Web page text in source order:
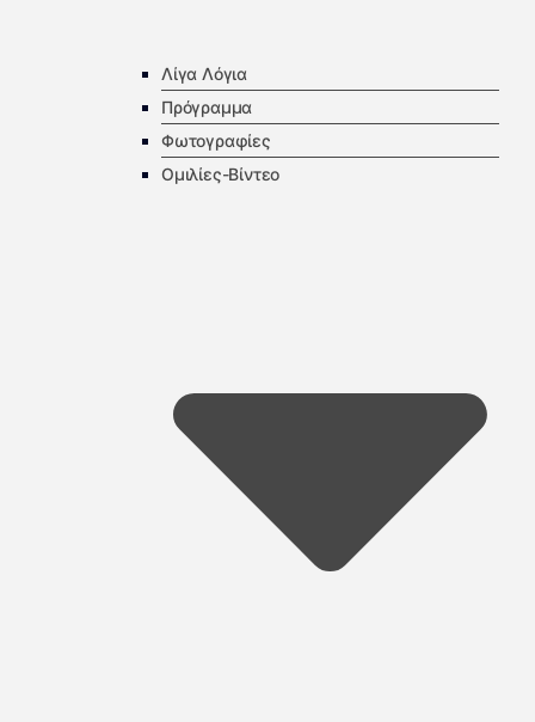
Λίγα Λόγια
Πρόγραμμα
Φωτογραφίες
Ομιλίες-Βίντεο